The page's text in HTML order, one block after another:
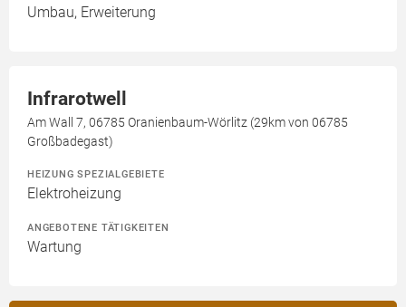
Umbau, Erweiterung
Infrarotwell
Am Wall 7, 06785 Oranienbaum-Wörlitz (29km von 06785
Großbadegast)
HEIZUNG SPEZIALGEBIETE
Elektroheizung
ANGEBOTENE TÄTIGKEITEN
Wartung